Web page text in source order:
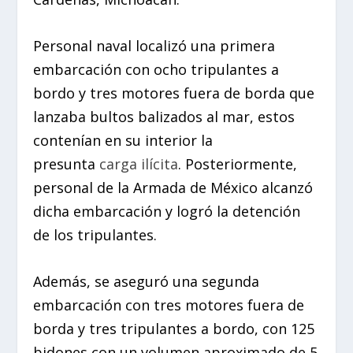
Personal naval localizó una primera
embarcación con ocho tripulantes a
bordo y tres motores fuera de borda que
lanzaba bultos balizados al mar, estos
contenían en su interior la
presunta carga ilícita. Posteriormente,
personal de la Armada de México alcanzó
dicha embarcación y logró la detención
de los tripulantes.
Además, se aseguró una segunda
embarcación con tres motores fuera de
borda y tres tripulantes a bordo, con 125